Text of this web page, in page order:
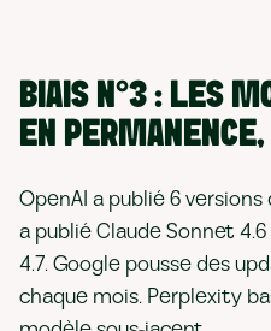
BIAIS N°3 : LES
EN PERMANENCE,
OpenAI a publié 6
a publié Claude Sonnet
4.7. Google pousse des
chaque mois. Perplexity